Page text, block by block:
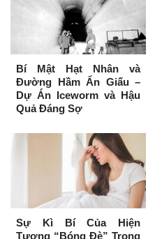
Bí Mật Hạt Nhân và
Đường Hầm Ẩn Giấu –
Dự Án Iceworm và Hậu
Quả Đáng Sợ
Sự Kì Bí Của Hiện
Tượng “Bóng Đè” Trong